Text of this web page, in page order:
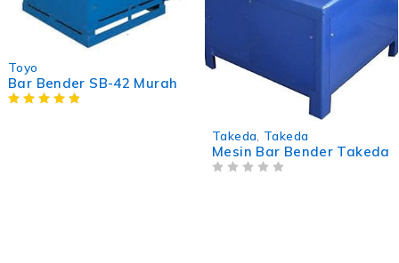
Toyo
Bar Bender SB-42 Murah
Takeda Takeda
Mesin Bar Bender Takeda